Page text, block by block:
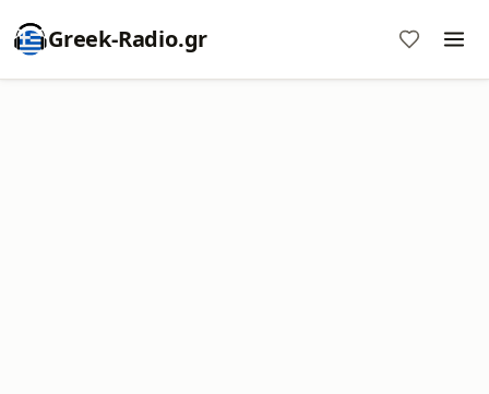
Greek-Radio.gr